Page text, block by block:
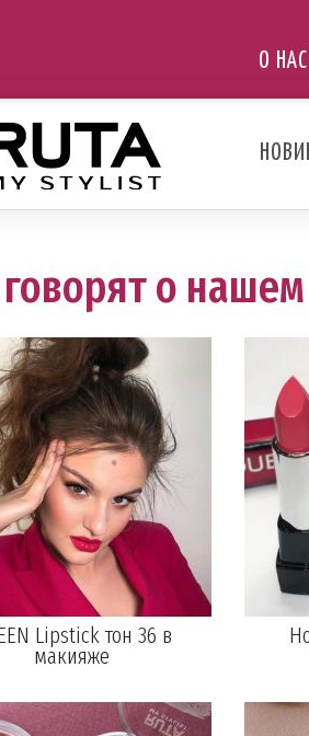
О НАС
о
Lipstick тон 36 в
макияже